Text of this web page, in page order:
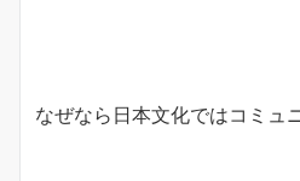
なぜなら日本文化ではコミュ